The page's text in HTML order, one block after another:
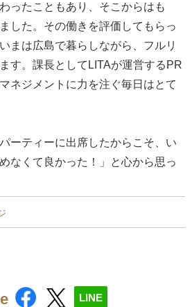
ったこともあり、そこからはも
した。その働きを評価してもらっ
まは広島で暮らしながら、フルリ
す。課長としてLITAが運営するPR
ネジメントに力を注ぐ毎日はとて
ーティーに出席したからこそ、い
なくて良かった！」と心から思っ
LINE